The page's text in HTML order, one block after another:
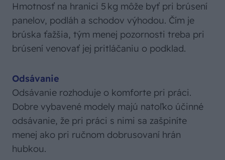
Hmotnosť na hranici 5 kg môže byť pri brúsení
panelov, podláh a schodov výhodou. Čím je
brúska ťažšia, tým menej pozornosti treba pri
brúsení venovať jej pritláčaniu o podklad.
Odsávanie
Odsávanie rozhoduje o komforte pri práci.
Dobre vybavené modely majú natoľko účinné
odsávanie, že pri práci s nimi sa zašpiníte
menej ako pri ručnom dobrusovaní hrán
hubkou.